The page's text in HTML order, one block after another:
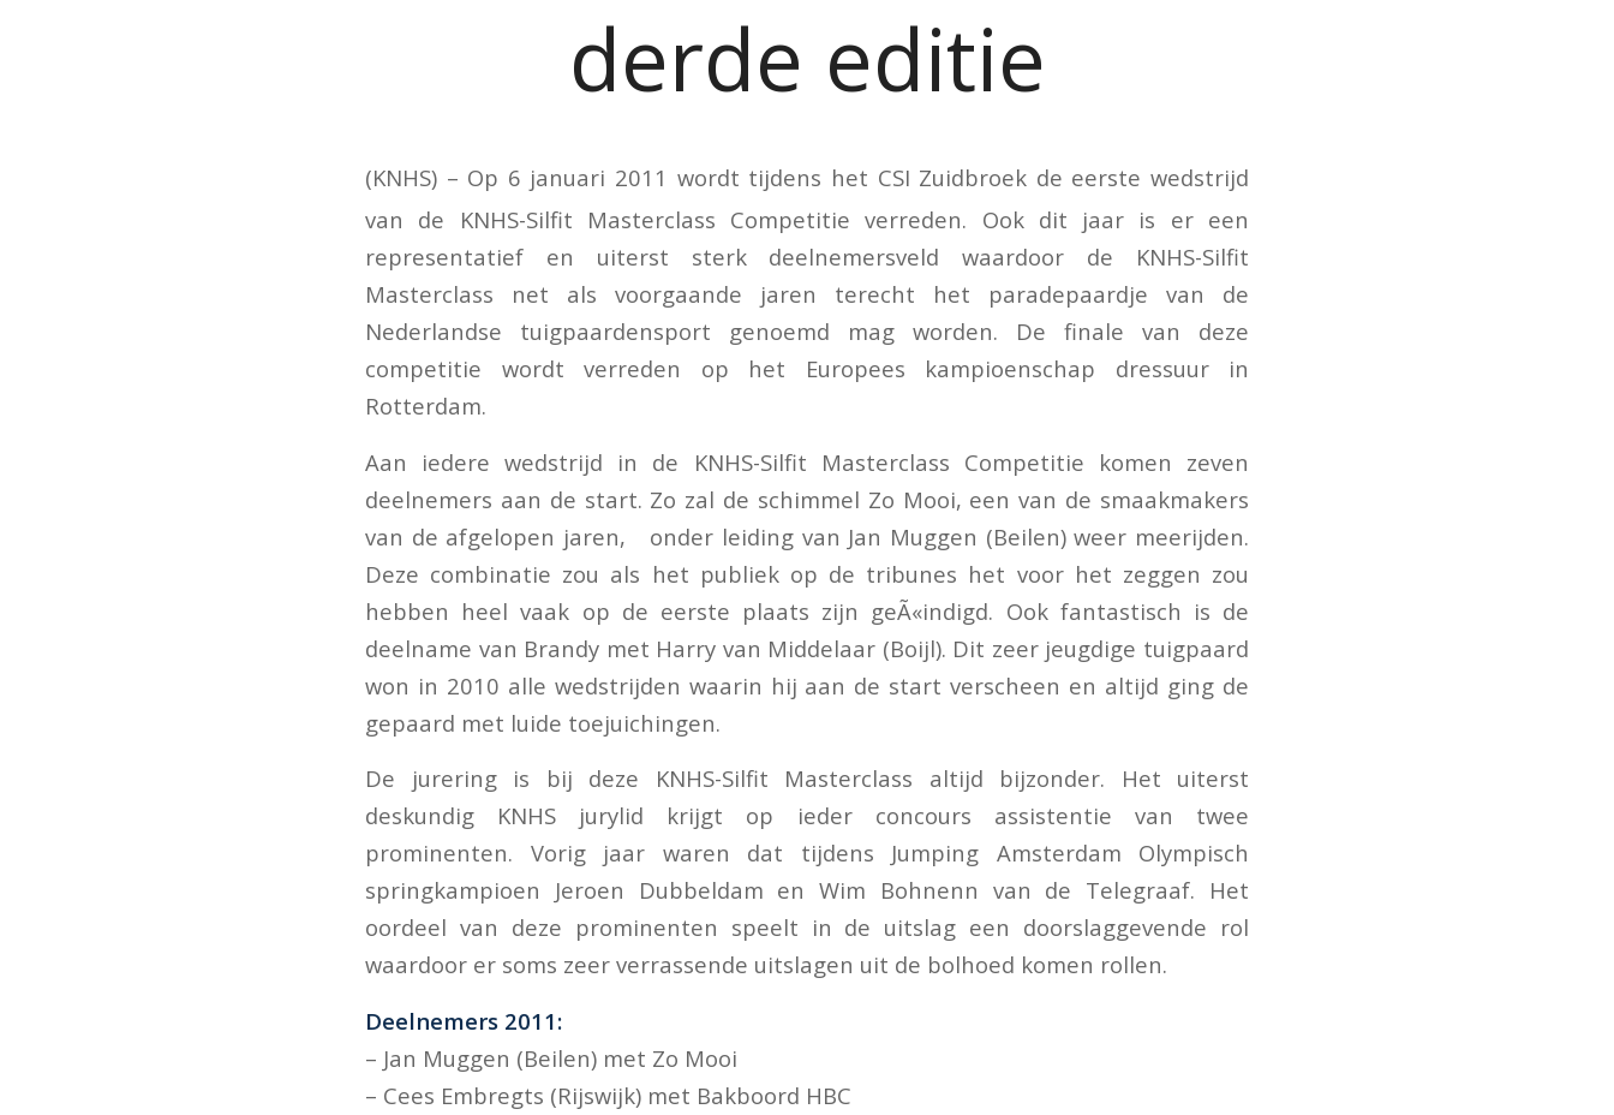
derde editie
(KNHS) – Op 6 januari 2011 wordt tijdens het CSI Zuidbroek de eerste wedstrijd
van de KNHS-Silfit Masterclass Competitie verreden. Ook dit jaar is er een
representatief en uiterst sterk deelnemersveld waardoor de KNHS-Silfit
Masterclass net als voorgaande jaren terecht het paradepaardje van de
Nederlandse tuigpaardensport genoemd mag worden. De finale van deze
competitie wordt verreden op het Europees kampioenschap dressuur in
Rotterdam.
Aan iedere wedstrijd in de KNHS-Silfit Masterclass Competitie komen zeven
deelnemers aan de start. Zo zal de schimmel Zo Mooi, een van de smaakmakers
van de afgelopen jaren, onder leiding van Jan Muggen (Beilen) weer meerijden.
Deze combinatie zou als het publiek op de tribunes het voor het zeggen zou
hebben heel vaak op de eerste plaats zijn geÃ«indigd. Ook fantastisch is de
deelname van Brandy met Harry van Middelaar (Boijl). Dit zeer jeugdige tuigpaard
won in 2010 alle wedstrijden waarin hij aan de start verscheen en altijd ging de
gepaard met luide toejuichingen.
De jurering is bij deze KNHS-Silfit Masterclass altijd bijzonder. Het uiterst
deskundig KNHS jurylid krijgt op ieder concours assistentie van twee
prominenten. Vorig jaar waren dat tijdens Jumping Amsterdam Olympisch
springkampioen Jeroen Dubbeldam en Wim Bohnenn van de Telegraaf. Het
oordeel van deze prominenten speelt in de uitslag een doorslaggevende rol
waardoor er soms zeer verrassende uitslagen uit de bolhoed komen rollen.
Deelnemers 2011:
– Jan Muggen (Beilen) met Zo Mooi
– Cees Embregts (Rijswijk) met Bakboord HBC